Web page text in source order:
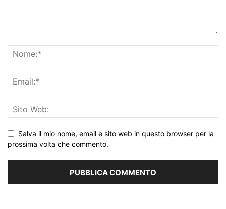
Salva il mio nome, email e sito web in questo browser per la
prossima volta che commento.